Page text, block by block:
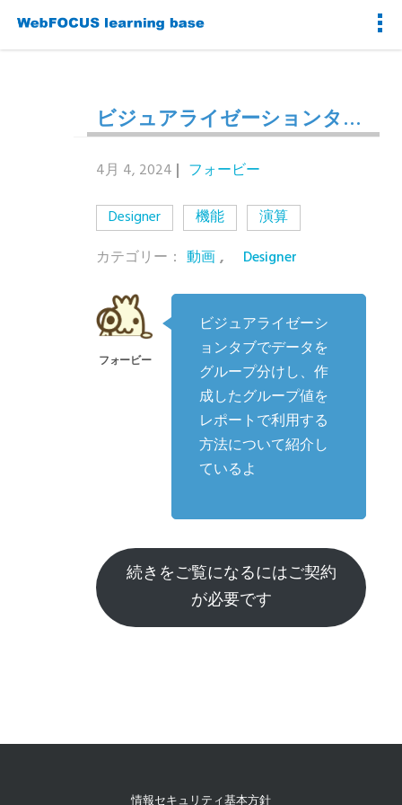
ビジュアライゼーションタブでデータグループ値を作成する
4月 4, 2024
フォービー
Designer
機能
演算
カテゴリー： 動画, Designer
ビジュアライゼーシ
ョンタブでデータを
グループ分けし、作
成したグループ値を
レポートで利用する
方法について紹介し
ているよ
続きをご覧になるにはご契約
が必要です
情報セキュリティ基本方針